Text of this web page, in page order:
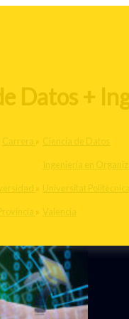
Datos +
Carrera Ciencia de Datos
Ingeniería en
Universitat
Valencia